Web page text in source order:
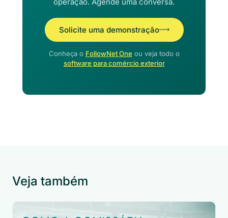
Solicite uma demonstração
Conheça o FollowNet One ou veja todo o
software para comércio exterior
Veja também